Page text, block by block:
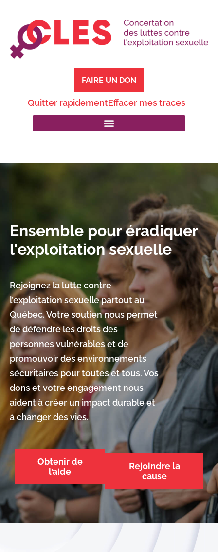
FAIRE UN DON
Quitter rapidementEffacer mes traces
Ensemble pour éradiquer
l'exploitation sexuelle
Rejoignez la lutte contre
l’exploitation sexuelle partout au
Québec. Votre soutien nous permet
de défendre les droits des
personnes vulnérables et de
promouvoir des environnements
sécuritaires pour toutes et tous. Vos
dons et votre engagement nous
aident à créer un impact durable et
à changer des vies.
Obtenir de
l’aide
Rejoindre la
cause